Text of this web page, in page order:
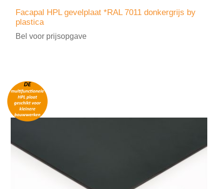
Facapal HPL gevelplaat *RAL 7011 donkergrijs by
plastica
Bel voor prijsopgave